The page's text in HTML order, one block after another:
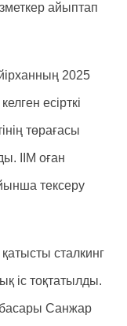
айыптап
2025
есірткі
төрағасы
ІІМ оған
тексеру
сталкинг
іс тоқтатылды.
Санжар